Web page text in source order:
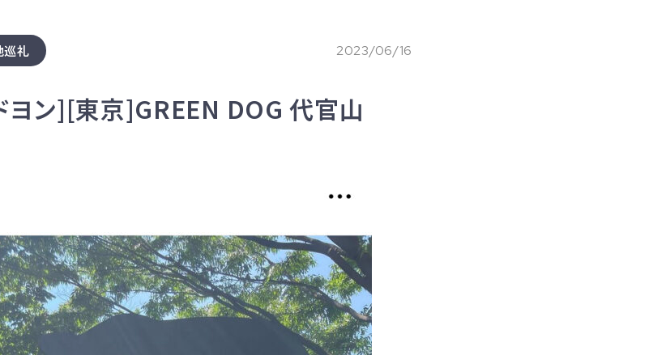
巡礼 2023/06/16
ヨン][東京]GREEN DOG 代官山